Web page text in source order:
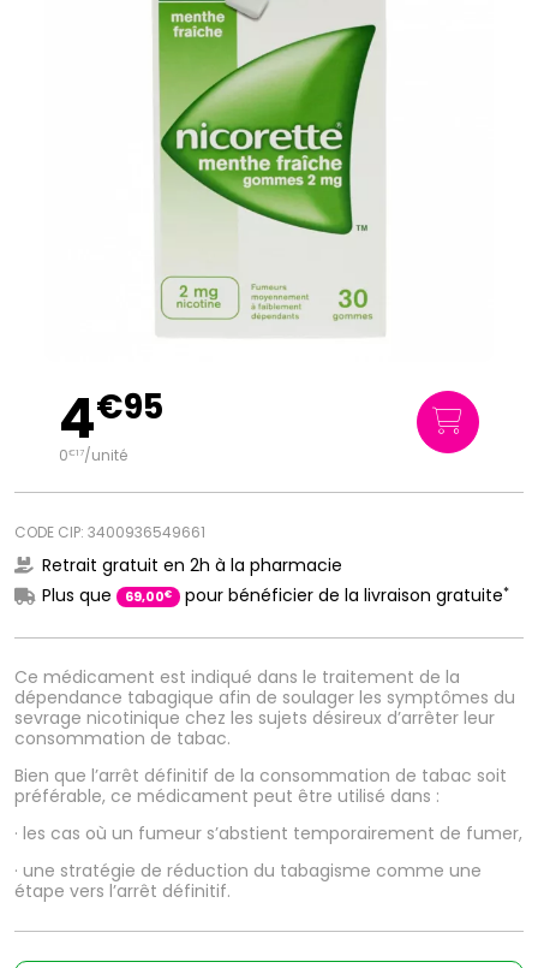
Ce médicament est indiqué dans le traitement de la
dépendance tabagique afin de soulager les symptômes du
sevrage nicotinique chez les sujets désireux d’arrêter leur
consommation de tabac.
Bien que l’arrêt définitif de la consommation de tabac soit
préférable, ce médicament peut être utilisé dans :
· les cas où un fumeur s’abstient temporairement de fumer,
· une stratégie de réduction du tabagisme comme une
étape vers l’arrêt définitif.
4€95
0€17/unité
CODE CIP: 3400936549661
Retrait gratuit en 2h à la pharmacie
Plus que
69,00€ pour bénéficier de la livraison gratuite*